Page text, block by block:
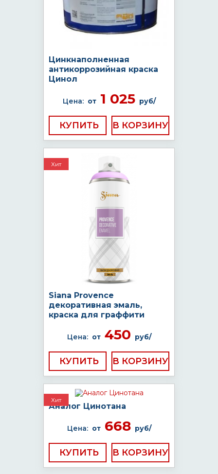
Цинкнаполненная
антикоррозийная краска
Цинол
Цена: от1 025 руб/
КУПИТЬ
Хит
Siana Provence
декоративная эмаль,
краска для граффити
Цена: от450 руб/
КУПИТЬ
Хит
Аналог Цинотана
Цена: от668 руб/
КУПИТЬ